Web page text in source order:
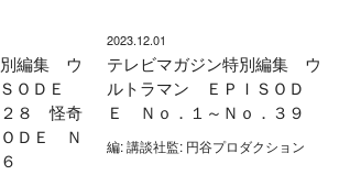
別編集 ウ
ＯＤＥ
２８ 怪奇
ＤＥ Ｎ
2023.12.01
テレビマガジン特別編集 ウ
ルトラマン ＥＰＩＳＯＤ
Ｅ Ｎｏ．１～Ｎｏ．３９
編: 講談社監: 円谷プロダクション